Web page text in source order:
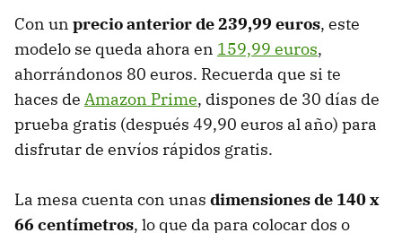
Con un precio anterior de 239,99 euros, este
modelo se queda ahora en 159,99 euros,
ahorrándonos 80 euros. Recuerda que si te
haces de Amazon Prime, dispones de 30 días de
prueba gratis (después 49,90 euros al año) para
disfrutar de envíos rápidos gratis.
La mesa cuenta con unas dimensiones de 140 x
66 centímetros, lo que da para colocar dos o